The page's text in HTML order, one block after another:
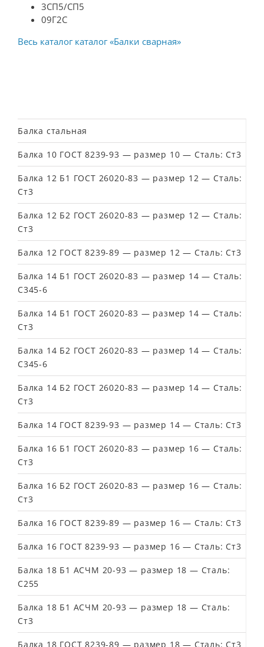
3СП5/СП5
09Г2С
Весь каталог каталог «Балки сварная»
Балка стальная
Балка 10 ГОСТ 8239-93 — размер 10 — Сталь: Ст3
Балка 12 Б1 ГОСТ 26020-83 — размер 12 — Сталь:
Ст3
Балка 12 Б2 ГОСТ 26020-83 — размер 12 — Сталь:
Ст3
Балка 12 ГОСТ 8239-89 — размер 12 — Сталь: Ст3
Балка 14 Б1 ГОСТ 26020-83 — размер 14 — Сталь:
С345-6
Балка 14 Б1 ГОСТ 26020-83 — размер 14 — Сталь:
Ст3
Балка 14 Б2 ГОСТ 26020-83 — размер 14 — Сталь:
С345-6
Балка 14 Б2 ГОСТ 26020-83 — размер 14 — Сталь:
Ст3
Балка 14 ГОСТ 8239-93 — размер 14 — Сталь: Ст3
Балка 16 Б1 ГОСТ 26020-83 — размер 16 — Сталь:
Ст3
Балка 16 Б2 ГОСТ 26020-83 — размер 16 — Сталь:
Ст3
Балка 16 ГОСТ 8239-89 — размер 16 — Сталь: Ст3
Балка 16 ГОСТ 8239-93 — размер 16 — Сталь: Ст3
Балка 18 Б1 АСЧМ 20-93 — размер 18 — Сталь:
С255
Балка 18 Б1 АСЧМ 20-93 — размер 18 — Сталь:
Ст3
Балка 18 ГОСТ 8239-89 — размер 18 — Сталь: Ст3